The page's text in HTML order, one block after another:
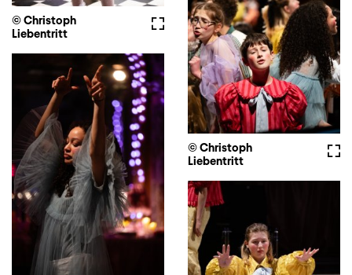
Vollbild
© Christoph
Liebentritt
© Christoph
Liebentritt